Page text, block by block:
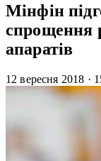
Мінфін
спрощення
апаратів
12 вересня 2018 ·